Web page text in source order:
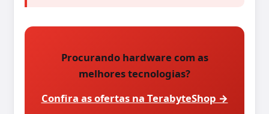
Procurando hardware com as
melhores tecnologias?
Confira as ofertas na TerabyteShop →